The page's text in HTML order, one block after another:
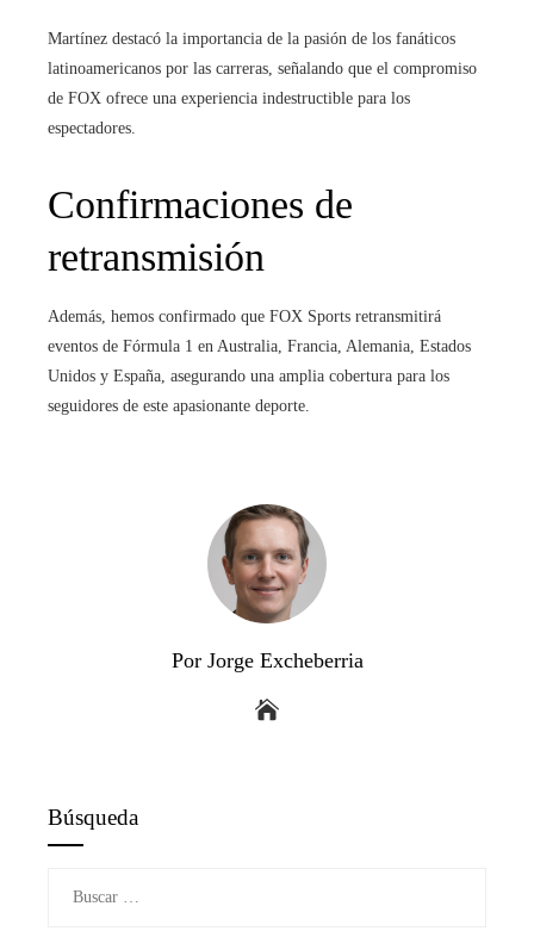
Martínez destacó la importancia de la pasión de los fanáticos
latinoamericanos por las carreras, señalando que el compromiso
de FOX ofrece una experiencia indestructible para los
espectadores.
Confirmaciones de
retransmisión
Además, hemos confirmado que FOX Sports retransmitirá
eventos de Fórmula 1 en Australia, Francia, Alemania, Estados
Unidos y España, asegurando una amplia cobertura para los
seguidores de este apasionante deporte.
Por Jorge Excheberria
Búsqueda